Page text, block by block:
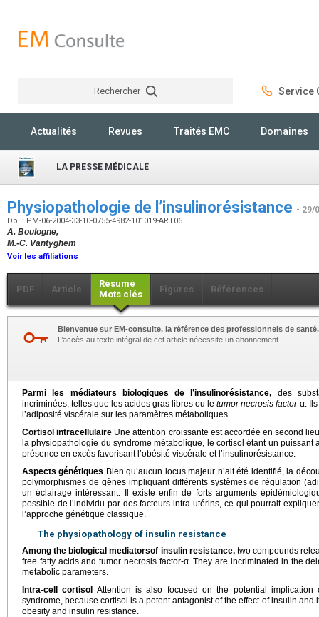
Rechercher Service
Actualités Revues Traités EMC Domaines
LA PRESSE MÉDICALE
Physiopathologie de l’insulinorésistance - 29/
Doi : PM-06-2004-33-10-0755-4982-101019-ART06
A. Boulogne,
M.-C. Vantyghem
Voir les affiliations
PDF Article
Résumé
Mots clés
Figures Références
Bienvenue sur EM-consulte, la référence des professionnels de santé.
L’accès au texte intégral de cet article nécessite un abonnement.
Parmi les médiateurs biologiques de l’insulinorésistance, des
incriminées, telles que les acides gras libres ou le tumor necrosis factor-α.
l’adiposité viscérale sur les paramètres métaboliques.
Cortisol intracellulaire Une attention croissante est accordée en second
la physiopathologie du syndrome métabolique, le cortisol étant un puissant
présence en excès favorisant l’obésité viscérale et l’insulinorésistance.
Aspects génétiques Bien qu’aucun locus majeur n’ait été identifié, la
polymorphismes de gènes impliquant différents systèmes de régulation
un éclairage intéressant. Il existe enfin de forts arguments
possible de l’individu par des facteurs intra-utérins, ce qui pourrait
l’approche génétique classique.
The physiopathology of insulin resistance
Among the biological mediatorsof insulin resistance,two compounds
free fatty acids and tumor necrosis factor-α. They are incriminated in the
metabolic parameters.
Intra-cell cortisol
Attention is also focused on the potential
syndrome, because cortisol is a potent antagonist of the effect of insulin
obesity and insulin resistance.